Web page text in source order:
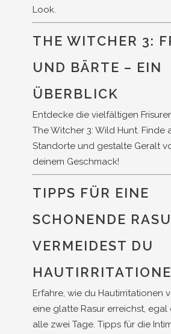
Look.
THE WITCHER 3:
UND BÄRTE – EIN
ÜBERBLICK
Entdecke die vielfältigen
The Witcher 3: Wild Hunt. Finde
Standorte und gestalte Geralt
deinem Geschmack!
TIPPS FÜR EINE
SCHONENDE
VERMEIDEST DU
Erfahre, wie du Hautirritationen
eine glatte Rasur erreichst,
alle zwei Tage. Tipps für die